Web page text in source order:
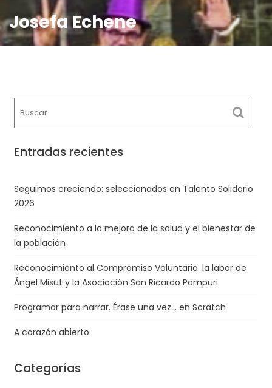
Josefa Echene
Entradas recientes
Seguimos creciendo: seleccionados en Talento Solidario
2026
Reconocimiento a la mejora de la salud y el bienestar de
la población
Reconocimiento al Compromiso Voluntario: la labor de
Ángel Misut y la Asociación San Ricardo Pampuri
Programar para narrar. Érase una vez… en Scratch
A corazón abierto
Categorías